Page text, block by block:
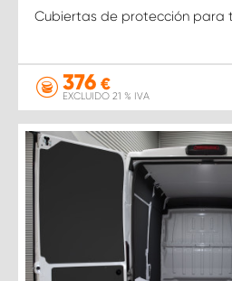
Cubiertas de protección para
376 €
EXCLUIDO 21 % IVA